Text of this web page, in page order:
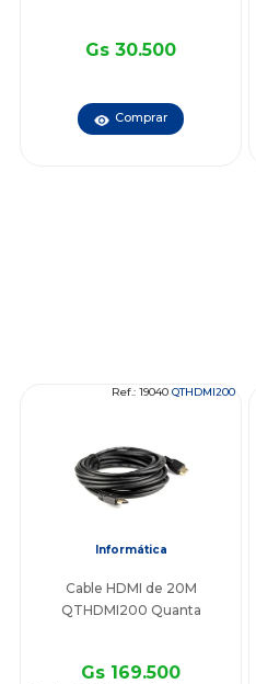
Gs 30.500
Comprar
Ref.: 19040 QTHDMI200
Informática
Cable HDMI de 20M
QTHDMI200 Quanta
Gs 169.500